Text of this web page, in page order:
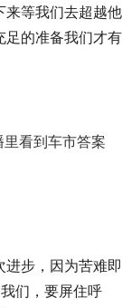
来等我们去超越他
足的准备我们才有
步，因为苦难即
们，要屏住呼